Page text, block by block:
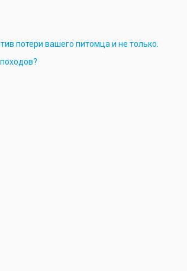
потери вашего питомца и не только.